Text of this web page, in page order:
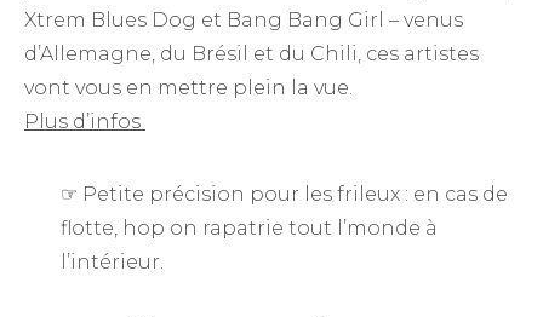
Xtrem Blues Dog et Bang Bang Girl – venus
d’Allemagne, du Brésil et du Chili, ces artistes
vont vous en mettre plein la vue.
Plus d’infos
☞ Petite précision pour les frileux : en cas de
flotte, hop on rapatrie tout l’monde à
l’intérieur.